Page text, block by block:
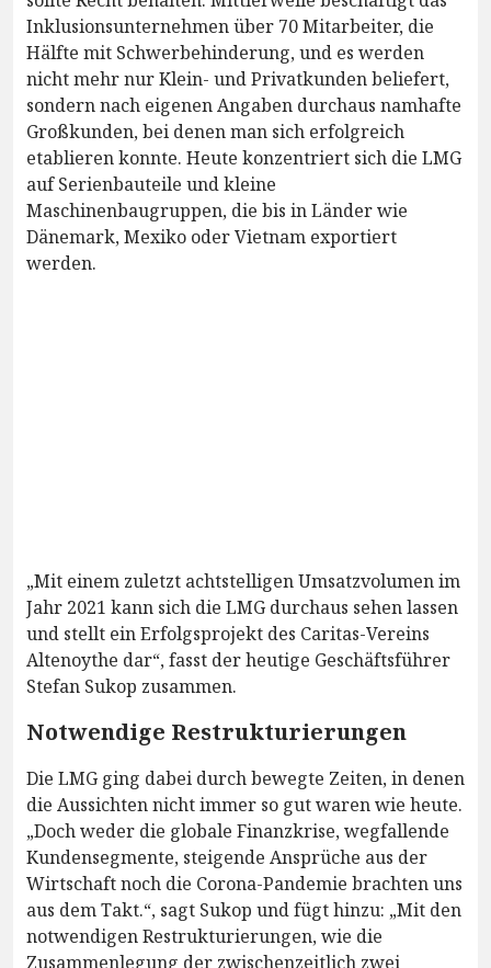
Inklusionsunternehmen über 70 Mitarbeiter, die
Hälfte mit Schwerbehinderung, und es werden
nicht mehr nur Klein- und Privatkunden beliefert,
sondern nach eigenen Angaben durchaus namhafte
Großkunden, bei denen man sich erfolgreich
etablieren konnte. Heute konzentriert sich die LMG
auf Serienbauteile und kleine
Maschinenbaugruppen, die bis in Länder wie
Dänemark, Mexiko oder Vietnam exportiert
werden.
„Mit einem zuletzt achtstelligen Umsatzvolumen im
Jahr 2021 kann sich die LMG durchaus sehen lassen
und stellt ein Erfolgsprojekt des Caritas-Vereins
Altenoythe dar“, fasst der heutige Geschäftsführer
Stefan Sukop zusammen.
Notwendige Restrukturierungen
Die LMG ging dabei durch bewegte Zeiten, in denen
die Aussichten nicht immer so gut waren wie heute.
„Doch weder die globale Finanzkrise, wegfallende
Kundensegmente, steigende Ansprüche aus der
Wirtschaft noch die Corona-Pandemie brachten uns
aus dem Takt.“, sagt Sukop und fügt hinzu: „Mit den
notwendigen Restrukturierungen, wie die
Zusammenlegung der zwischenzeitlich zwei